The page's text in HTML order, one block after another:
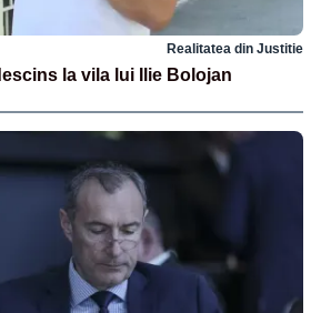
Realitatea din Justitie
la vila lui Ilie Bolojan